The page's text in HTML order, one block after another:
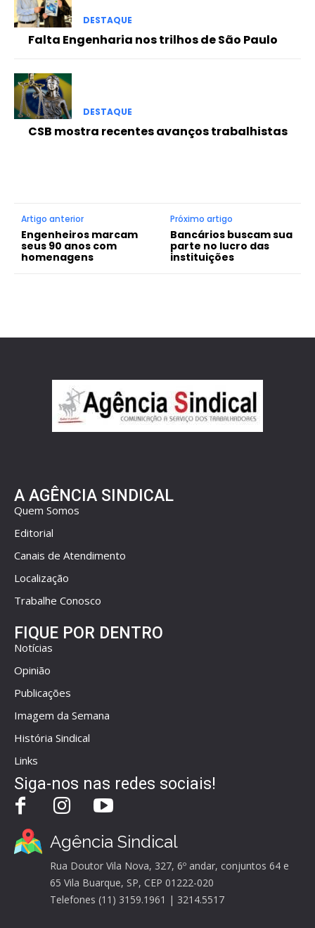
DESTAQUE
Falta Engenharia nos trilhos de São Paulo
DESTAQUE
CSB mostra recentes avanços trabalhistas
Artigo anterior
Engenheiros marcam
seus 90 anos com
homenagens
Próximo artigo
Bancários buscam sua
parte no lucro das
instituições
A AGÊNCIA SINDICAL
Quem Somos
Editorial
Canais de Atendimento
Localização
Trabalhe Conosco
FIQUE POR DENTRO
Notícias
Opinião
Publicações
Imagem da Semana
História Sindical
Links
Siga-nos nas redes sociais!
Agência Sindical
Rua Doutor Vila Nova, 327, 6º andar, conjuntos 64 e
65 Vila Buarque, SP, CEP 01222-020
Telefones (11) 3159.1961 | 3214.5517